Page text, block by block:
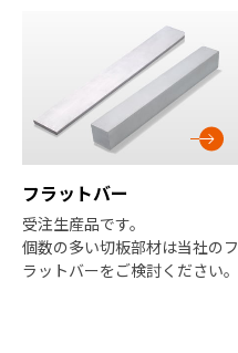
フラットバー
受注生産品です。
個数の多い切板部材は当社のフ
ラットバーをご検討ください。